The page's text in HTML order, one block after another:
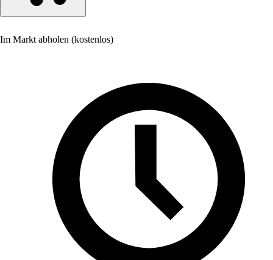
Im Markt abholen (kostenlos)